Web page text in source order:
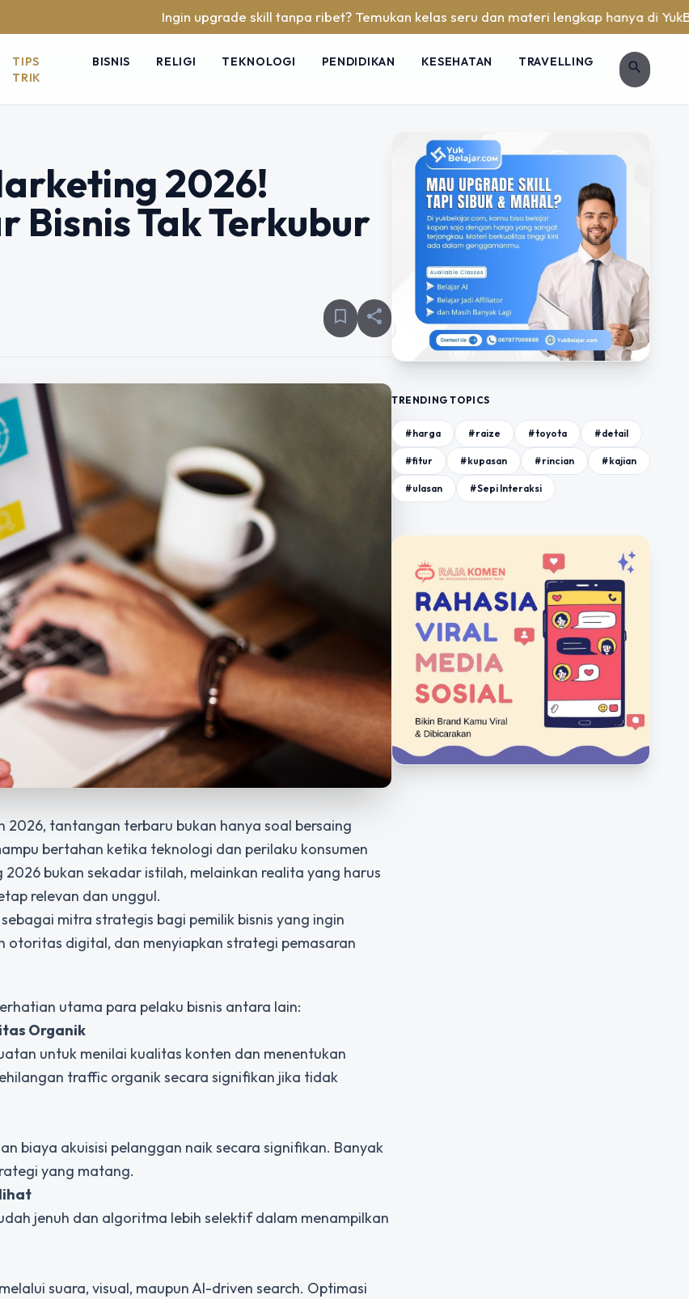
Ingin upgrade skill tanpa ribet? Temukan kelas seru dan materi lengkap hanya di
TIPS
TRIK
BISNIS RELIGI TEKNOLOGI PENDIDIKAN KESEHATAN TRAVELLING search
2026!
Bisnis Tak Terkubur
bookmark_border share
tantangan terbaru bukan hanya soal bersaing
bertahan ketika teknologi dan perilaku konsumen
bukan sekadar istilah, melainkan realita yang harus
relevan dan unggul.
mitra strategis bagi pemilik bisnis yang ingin
otoritas digital, dan menyiapkan strategi pemasaran
utama para pelaku bisnis antara lain:
Organik
untuk menilai kualitas konten dan menentukan
traffic organik secara signifikan jika tidak
biaya akuisisi pelanggan naik secara signifikan. Banyak
yang matang.
jenuh dan algoritma lebih selektif dalam menampilkan
suara, visual, maupun AI-driven search. Optimasi
TRENDING TOPICS
#harga #raize #toyota #detail
#fitur #kupasan #rincian #kajian
#ulasan #Sepi Interaksi